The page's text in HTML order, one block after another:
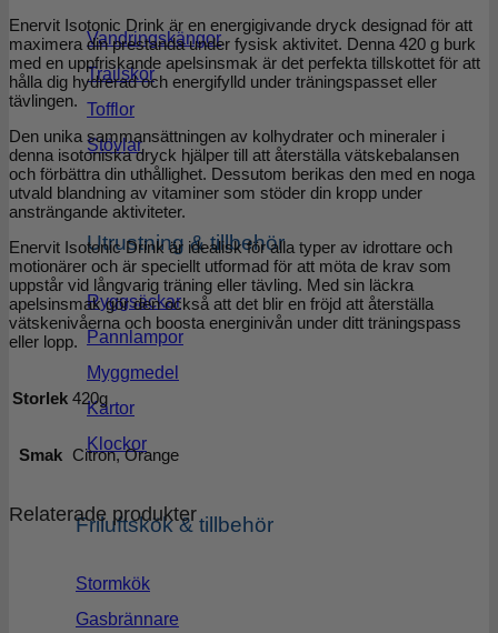
Vandringskängor
Trailskor
Tofflor
Stövlar
Utrustning & tillbehör
Ryggsäckar
Pannlampor
Myggmedel
Kartor
Klockor
Friluftskök & tillbehör
Stormkök
Gasbrännare
Enervit Isotonic Drink är en energigivande dryck designad för att
maximera din prestanda under fysisk aktivitet. Denna 420 g burk
med en uppfriskande apelsinsmak är det perfekta tillskottet för att
hålla dig hydrerad och energifylld under träningspasset eller
tävlingen.
Den unika sammansättningen av kolhydrater och mineraler i
denna isotoniska dryck hjälper till att återställa vätskebalansen
och förbättra din uthållighet. Dessutom berikas den med en noga
utvald blandning av vitaminer som stöder din kropp under
ansträngande aktiviteter.
Enervit Isotonic Drink är idealisk för alla typer av idrottare och
motionärer och är speciellt utformad för att möta de krav som
uppstår vid långvarig träning eller tävling. Med sin läckra
apelsinsmak gör den också att det blir en fröjd att återställa
vätskenivåerna och boosta energinivån under ditt träningspass
eller lopp.
Storlek 420g
Smak Citron, Orange
Relaterade produkter